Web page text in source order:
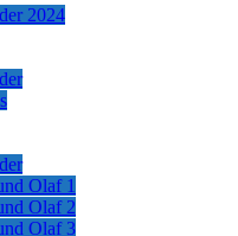
2024
Olaf 1
Olaf 2
Olaf 3